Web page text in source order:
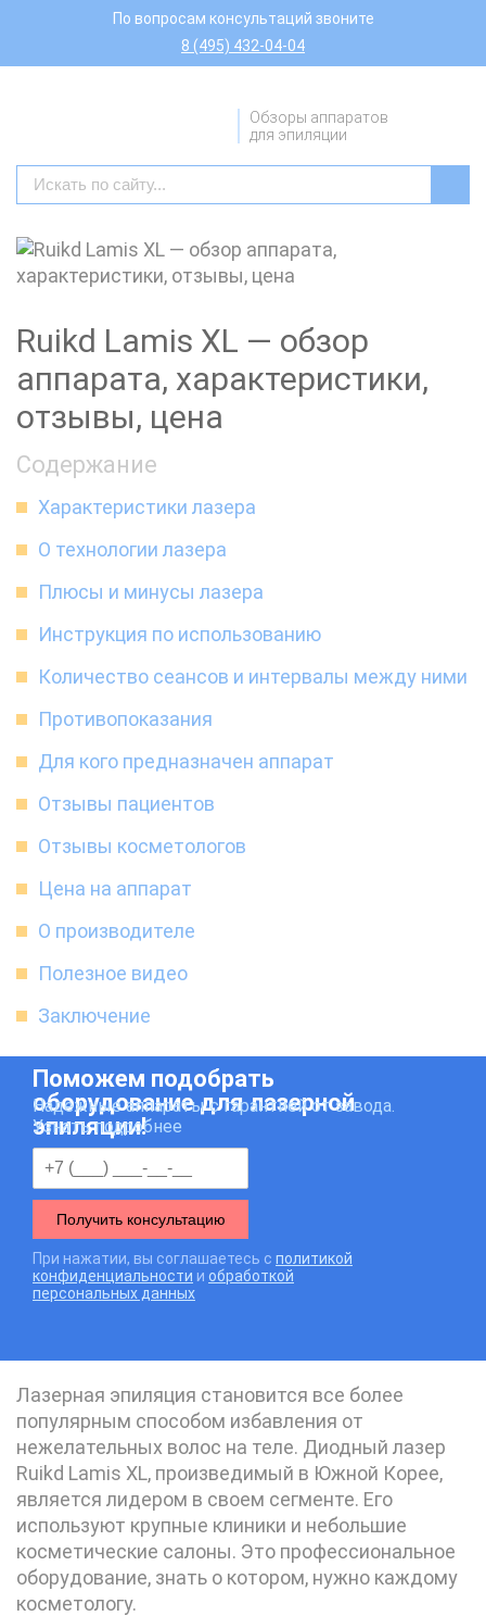
По вопросам консультаций звоните
8 (495) 432-04-04
Обзоры аппаратов
для эпиляции
Ruikd Lamis XL — обзор
аппарата, характеристики,
отзывы, цена
Содержание
Характеристики лазера
О технологии лазера
Плюсы и минусы лазера
Инструкция по использованию
Количество сеансов и интервалы между ними
Противопоказания
Для кого предназначен аппарат
Отзывы пациентов
Отзывы косметологов
Цена на аппарат
О производителе
Полезное видео
Заключение
Поможем подобрать
оборудование для лазерной
эпиляции!
Надежные аппараты с гарантией от завода.
Узнать подробнее
Получить консультацию
При нажатии, вы соглашаетесь с политикой
конфиденциальности и обработкой
персональных данных
Лазерная эпиляция становится все более
популярным способом избавления от
нежелательных волос на теле. Диодный лазер
Ruikd Lamis XL, произведимый в Южной Корее,
является лидером в своем сегменте. Его
используют крупные клиники и небольшие
косметические салоны. Это профессиональное
оборудование, знать о котором, нужно каждому
косметологу.